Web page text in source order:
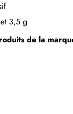
3,5 g
de la